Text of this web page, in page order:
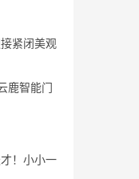
紧闭美观
鹿智能门
！小小一